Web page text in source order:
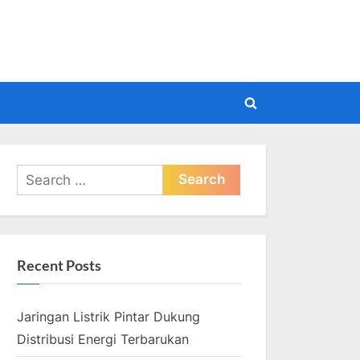
Toggle
Search
for:
Recent Posts
Jaringan Listrik Pintar Dukung
Distribusi Energi Terbarukan